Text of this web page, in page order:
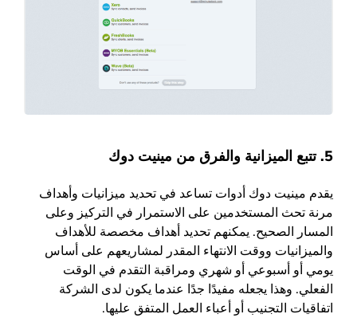
5. تتبع الميزانية والفرق من مينيت دوك
يقدم مينيت دوك أدوات تساعد في تحديد ميزانيات وأهداف
مرنة تحث المستخدمين على الاستمرار في التركيز وعلى
المسار الصحيح. يمكنهم تحديد أهداف مخصصة للأهداف
والميزانيات ووقت الانتهاء المقدر لمشاريعهم على أساس
يومي أو أسبوعي أو شهري ومراقبة التقدم في الوقت
الفعلي. وهذا يجعله مفيدًا جدًا عندما يكون لدى الشركة
اتفاقيات التجنيب أو أعباء العمل المتفق عليها.